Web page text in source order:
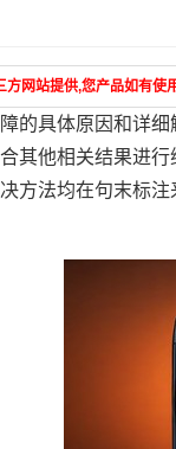
网站提供,您产品如有使
的具体原因和详
其他相关结果进
方法均在句末标注